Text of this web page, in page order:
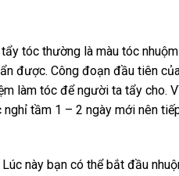
tóc thường là màu tóc nhuộm
được. Công đoạn đầu tiên
làm tóc để người ta tẩy cho.
tầm 1 – 2 ngày mới nên
này bạn có thể bắt đầu